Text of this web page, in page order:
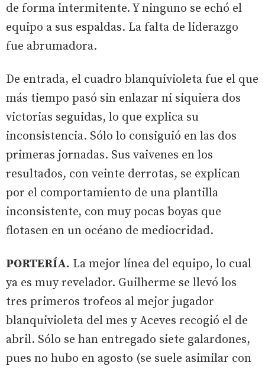
de forma intermitente. Y ninguno se echó el
equipo a sus espaldas. La falta de liderazgo
fue abrumadora.
De entrada, el cuadro blanquivioleta fue el que
más tiempo pasó sin enlazar ni siquiera dos
victorias seguidas, lo que explica su
inconsistencia. Sólo lo consiguió en las dos
primeras jornadas. Sus vaivenes en los
resultados, con veinte derrotas, se explican
por el comportamiento de una plantilla
inconsistente, con muy pocas boyas que
flotasen en un océano de mediocridad.
PORTERÍA. La mejor línea del equipo, lo cual
ya es muy revelador. Guilherme se llevó los
tres primeros trofeos al mejor jugador
blanquivioleta del mes y Aceves recogió el de
abril. Sólo se han entregado siete galardones,
pues no hubo en agosto (se suele asimilar con